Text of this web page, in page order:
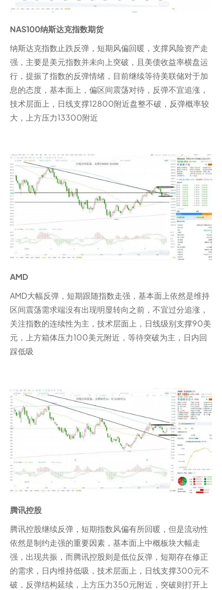
NAS100纳斯达克指数期货
纳斯达克指数止跌反弹，短期风偏回暖，支撑风险资产走
强，主要是美元指数并未向上突破，且美债收益率横盘运
行，提振了指数的反弹情绪，目前继续等待美联储对于加
息的态度，基本面上，偏区间震荡对待，反弹不宜追涨，
技术层面上，日线支撑12800附近盘整不破，反弹概率较
大，上方压力13300附近
AMD
AMD大幅反弹，短期跟随指数走强，基本面上依然是维持
区间震荡需求端没有出现明显转向之前，不宜过分追涨，
关注指数的连续性为主，技术层面上，日线级别支撑90美
元，上方箱体压力100美元附近，等待突破为主，日内回
踩低吸
腾讯控股
腾讯控股继续反弹，短期指数风偏有所回暖，但是流动性
依然是制约走强的重要因素，基本面上中概板块大幅走
强，出现共振，而腾讯控股则是低位反弹，短期存在修正
的需求，日内维持低吸，技术层面上，日线支撑300元不
破，反弹结构延续，上方压力350元附近，突破则打开上